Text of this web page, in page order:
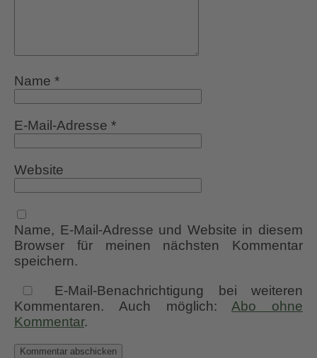
Name *
E-Mail-Adresse *
Website
Name, E-Mail-Adresse und Website in diesem
Browser für meinen nächsten Kommentar
speichern.
E-Mail-Benachrichtigung bei weiteren
Kommentaren. Auch möglich:Abo ohne
Kommentar.